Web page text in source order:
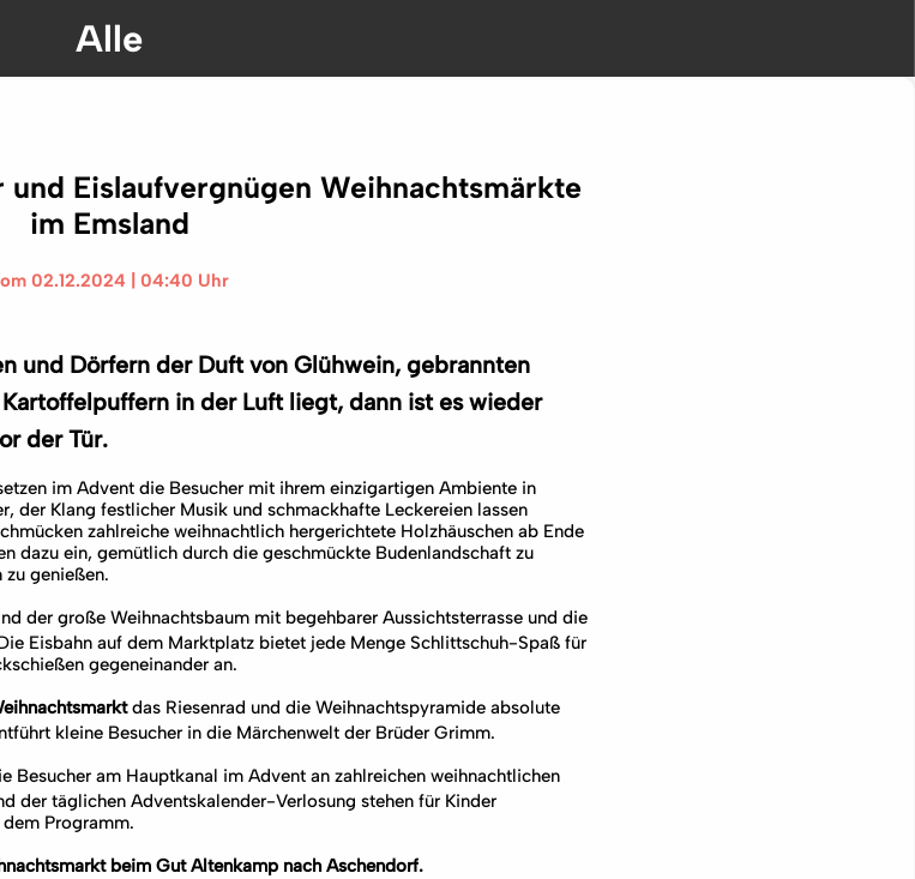
Alle
Eislaufvergnügen Weihnachtsmärkte
im Emsland
02.12.2024 | 04:40 Uhr
und Dörfern der Duft von Glühwein, gebrannten
in der Luft liegt, dann ist es wieder
der Tür.
im Advent die Besucher mit ihrem einzigartigen Ambiente in
der Klang festlicher Musik und schmackhafte Leckereien lassen
zahlreiche weihnachtlich hergerichtete Holzhäuschen ab Ende
dazu ein, gemütlich durch die geschmückte Budenlandschaft zu
genießen.
der große Weihnachtsbaum mit begehbarer Aussichtsterrasse und die
Eisbahn auf dem Marktplatz bietet jede Menge Schlittschuh-Spaß für
gegeneinander an.
das Riesenrad und die Weihnachtspyramide absolute
kleine Besucher in die Märchenwelt der Brüder Grimm.
Besucher am Hauptkanal im Advent an zahlreichen weihnachtlichen
der täglichen Adventskalender-Verlosung stehen für Kinder
Programm.
beim Gut Altenkamp nach Aschendorf.